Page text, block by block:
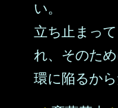
い。
立ち止まっ
れ、そのた
環に陥るから